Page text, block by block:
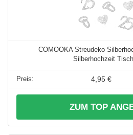
COMOOKA Streudeko
Silberhochzeit
4,95 €
ZUM TOP